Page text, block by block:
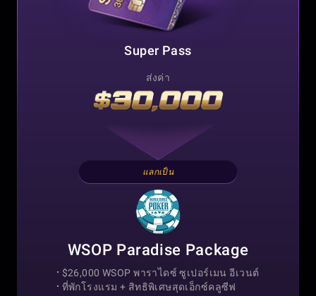
Super Pass
ส่งค่า
แลกเป็น
WSOP Paradise Package
$26,000 WSOP พาราไดซ์ ซูเปอร์เมน อีเวนต์
ที่พักโรงแรม + สิทธิพิเศษสุดเอ็กซ์คลูซีฟ